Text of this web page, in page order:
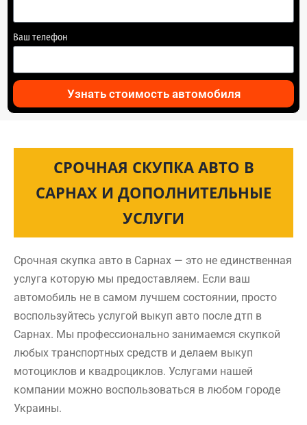
Ваш телефон
Узнать стоимость автомобиля
СРОЧНАЯ СКУПКА АВТО В
САРНАХ И ДОПОЛНИТЕЛЬНЫЕ
УСЛУГИ
Срочная скупка авто в Сарнах — это не единственная
услуга которую мы предоставляем. Если ваш
автомобиль не в самом лучшем состоянии, просто
воспользуйтесь услугой выкуп авто после дтп в
Сарнах. Мы профессионально занимаемся скупкой
любых транспортных средств и делаем выкуп
мотоциклов и квадроциклов. Услугами нашей
компании можно воспользоваться в любом городе
Украины.